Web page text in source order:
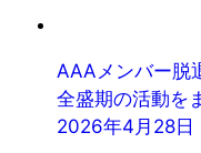
AAAメンバー脱
全盛期の活動を
2026年4月28日